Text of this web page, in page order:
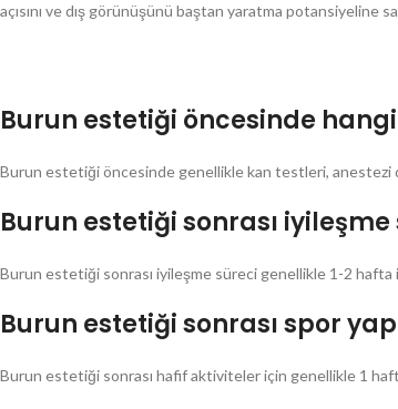
açısını ve dış görünüşünü baştan yaratma potansiyeline
Burun estetiği öncesinde
Burun estetiği öncesinde genellikle kan testleri, anestezi
Burun estetiği sonrası
Burun estetiği sonrası iyileşme süreci genellikle 1-2 hafta
Burun estetiği sonrası spor
Burun estetiği sonrası hafif aktiviteler için genellikle 1